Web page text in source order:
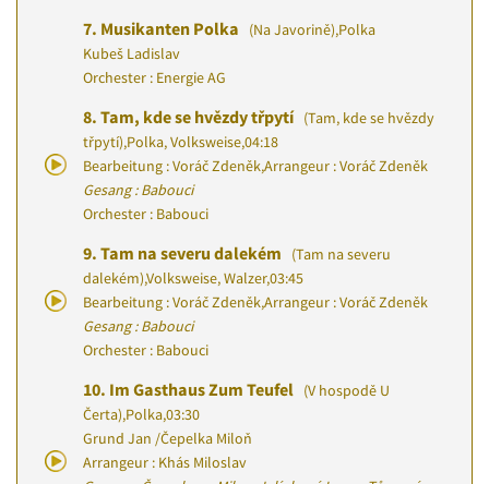
7. Musikanten Polka (Na Javorině),Polka
Kubeš Ladislav
Orchester : Energie AG
8. Tam, kde se hvězdy třpytí (Tam, kde se hvězdy
třpytí),Polka, Volksweise,04:18
Bearbeitung : Voráč Zdeněk,Arrangeur : Voráč Zdeněk
Gesang : Babouci
Orchester : Babouci
9. Tam na severu dalekém
(Tam na severu
dalekém),Volksweise, Walzer,03:45
Bearbeitung : Voráč Zdeněk,Arrangeur : Voráč Zdeněk
Gesang : Babouci
Orchester : Babouci
10. Im Gasthaus Zum Teufel (V hospodě U
Čerta),Polka,03:30
Grund Jan /Čepelka Miloň
Arrangeur : Khás Miloslav